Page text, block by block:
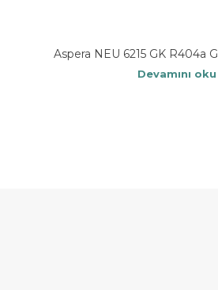
Aspera NEU 6215 GK R404a
Devamını oku